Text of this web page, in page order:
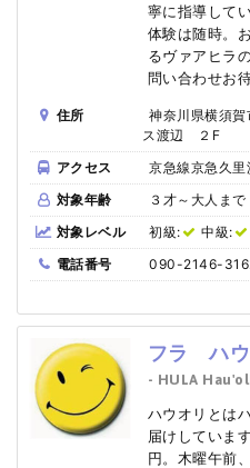
寧に指導して
体験は随時。
るヴァアヒラ
問い合わせお
住所
神奈川県横須
ス渡辺 ２F
アクセス
京急線京急久
対象年齢
３才～大人まで
対象レベル
初級: 中級:
電話番号
090-2146-
フラ ハ
- HULA
ハウオリとは
届けしていま
円。木曜午前